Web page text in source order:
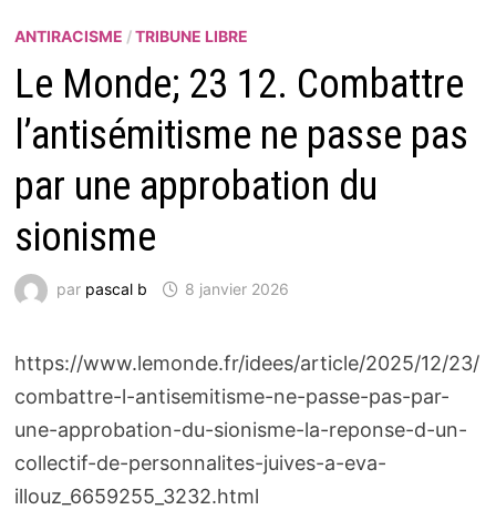
ANTIRACISME /TRIBUNE LIBRE
Le Monde; 23 12. Combattre
l’antisémitisme ne passe pas
par une approbation du
sionisme
par pascal b 8 janvier 2026
https://www.lemonde.fr/idees/article/2025/12/23/
combattre-l-antisemitisme-ne-passe-pas-par-
une-approbation-du-sionisme-la-reponse-d-un-
collectif-de-personnalites-juives-a-eva-
illouz_6659255_3232.html